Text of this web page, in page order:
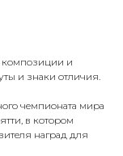
композиции и
и знаки отличия.
чемпионата мира
в котором
наград для